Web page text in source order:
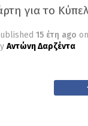
για το
15 έτη ago on
Αντώνη Δαρζέντα